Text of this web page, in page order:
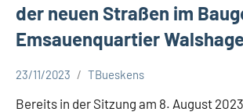
der neuen Straßen im
Emsauenquartier
23/11/2023 TBueskens
Bereits in der Sitzung am 8. August